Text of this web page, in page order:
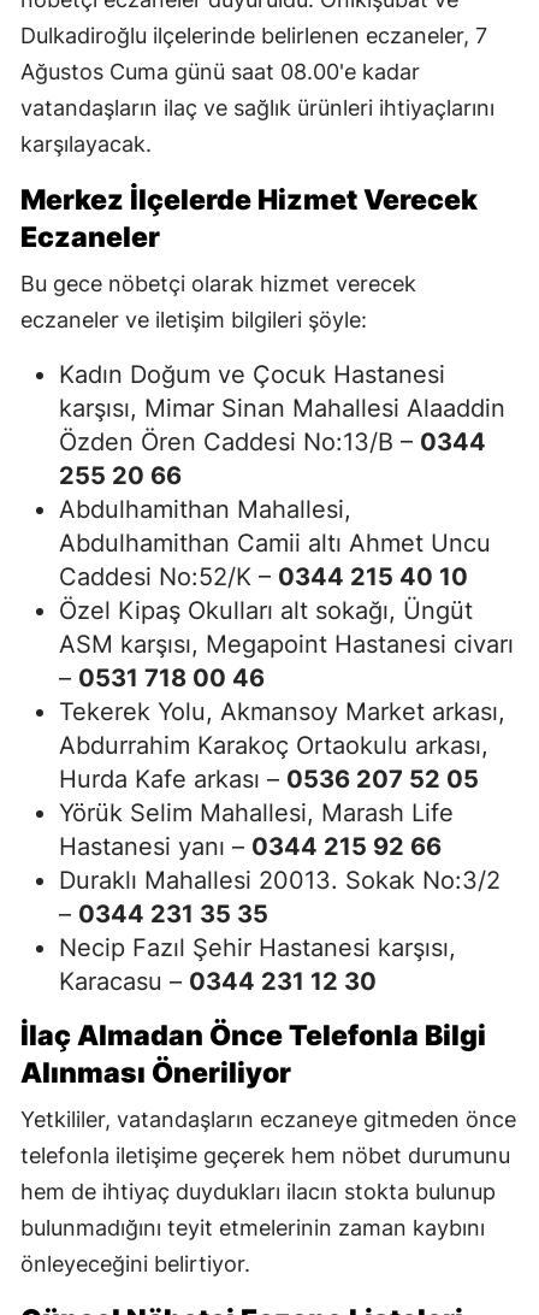
Dulkadiroğlu ilçelerinde belirlenen eczaneler, 7
Ağustos Cuma günü saat 08.00'e kadar
vatandaşların ilaç ve sağlık ürünleri ihtiyaçlarını
karşılayacak.
Merkez İlçelerde Hizmet Verecek
Eczaneler
Bu gece nöbetçi olarak hizmet verecek
eczaneler ve iletişim bilgileri şöyle:
Kadın Doğum ve Çocuk Hastanesi
karşısı, Mimar Sinan Mahallesi Alaaddin
Özden Ören Caddesi No:13/B – 0344
255 20 66
Abdulhamithan Mahallesi,
Abdulhamithan Camii altı Ahmet Uncu
Caddesi No:52/K – 0344 215 40 10
Özel Kipaş Okulları alt sokağı, Üngüt
ASM karşısı, Megapoint Hastanesi civarı
– 0531 718 00 46
Tekerek Yolu, Akmansoy Market arkası,
Abdurrahim Karakoç Ortaokulu arkası,
Hurda Kafe arkası – 0536 207 52 05
Yörük Selim Mahallesi, Marash Life
Hastanesi yanı – 0344 215 92 66
Duraklı Mahallesi 20013. Sokak No:3/2
– 0344 231 35 35
Necip Fazıl Şehir Hastanesi karşısı,
Karacasu – 0344 231 12 30
İlaç Almadan Önce Telefonla Bilgi
Alınması Öneriliyor
Yetkililer, vatandaşların eczaneye gitmeden önce
telefonla iletişime geçerek hem nöbet durumunu
hem de ihtiyaç duydukları ilacın stokta bulunup
bulunmadığını teyit etmelerinin zaman kaybını
önleyeceğini belirtiyor.